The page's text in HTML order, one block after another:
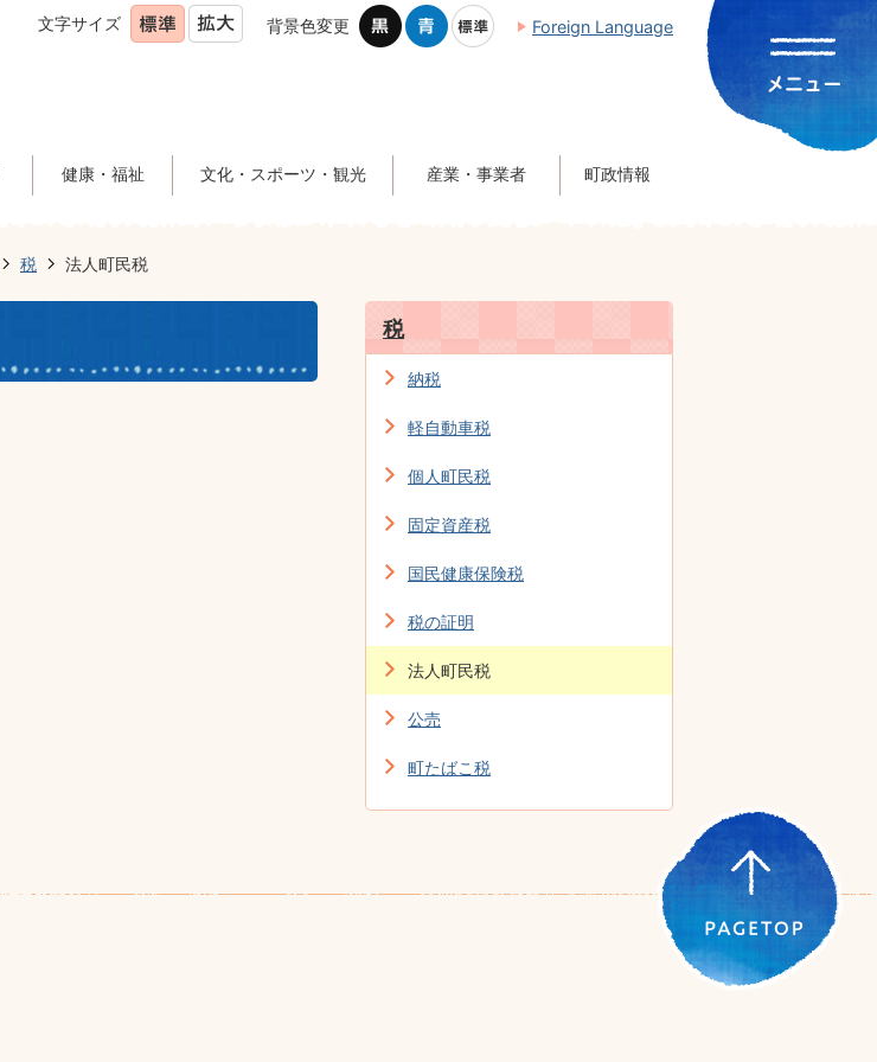
文字サイズ 背景色変更 Foreign Language
健康・福祉 文化・スポーツ・観光 産業・事業者 町政情報
税 法人町民税
税
納税
軽自動車税
個人町民税
固定資産税
国民健康保険税
税の証明
法人町民税
公売
町たばこ税